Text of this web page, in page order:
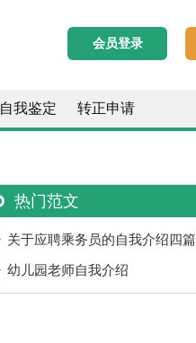
会员登录
自我鉴定 转正申请
热门范文
关于应聘乘务员的自我介绍四篇
幼儿园老师自我介绍